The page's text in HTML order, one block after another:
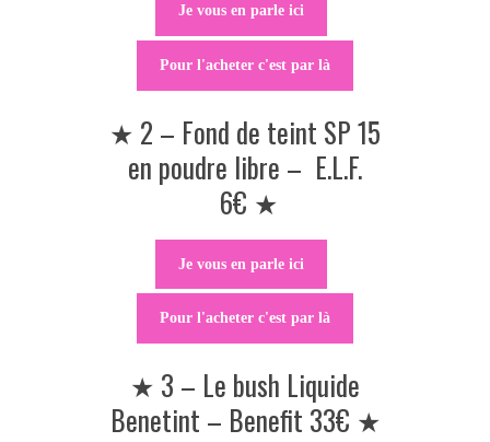
Je vous en parle ici
Pour l'acheter c'est par là
★ 2 – Fond de teint SP 15
en poudre libre – E.L.F.
6€ ★
Je vous en parle ici
Pour l'acheter c'est par là
★ 3 – Le bush Liquide
Benetint – Benefit 33€ ★